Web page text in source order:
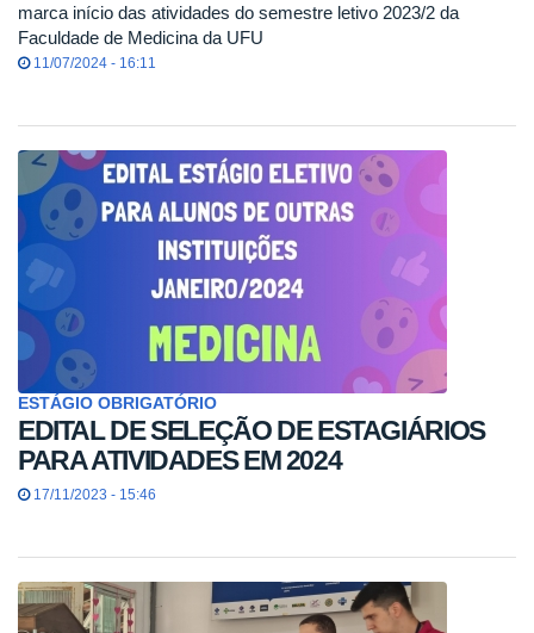
marca início das atividades do semestre letivo 2023/2 da
Faculdade de Medicina da UFU
11/07/2024 - 16:11
ESTÁGIO OBRIGATÓRIO
EDITAL DE SELEÇÃO DE ESTAGIÁRIOS
PARA ATIVIDADES EM 2024
17/11/2023 - 15:46